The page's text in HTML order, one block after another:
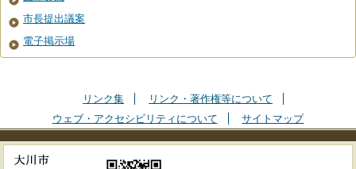
市長提出議案
電子掲示場
リンク集
リンク・著作権等について
ウェブ・アクセシビリティについて
サイトマップ